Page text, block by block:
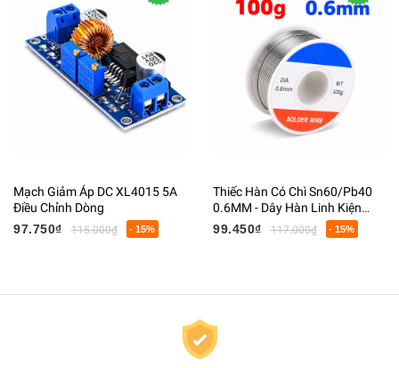
Mạch Giảm Áp DC XL4015 5A
Điều Chỉnh Dòng
97.750₫
115.000₫ - 15%
Thiếc Hàn Có Chì Sn60/Pb40
0.6MM - Dây Hàn Linh Kiện
Điện Tử Có Lõi Flux
99.450₫ 117.000₫ - 15%